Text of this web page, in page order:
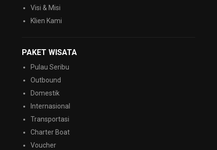
Visi & Misi
Klien Kami
PAKET WISATA
Pulau Seribu
Outbound
Domestik
Internasional
Transportasi
Charter Boat
Voucher